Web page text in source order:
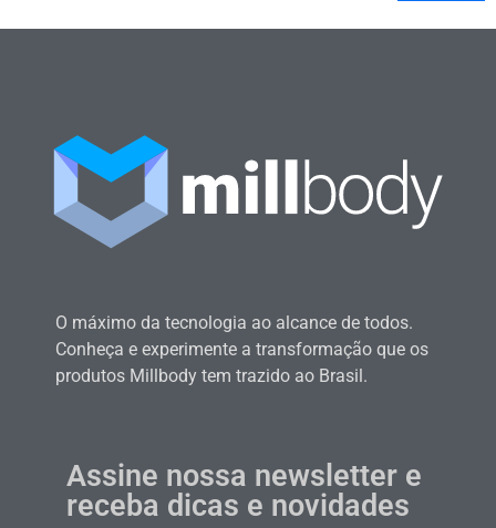
O máximo da tecnologia ao alcance de todos.
Conheça e experimente a transformação que os
produtos Millbody tem trazido ao Brasil.
Assine nossa newsletter e
receba dicas e novidades